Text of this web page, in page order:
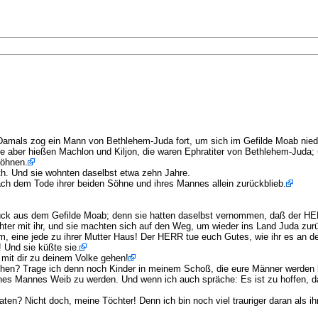
zog ein Mann von Bethlehem-Juda fort, um sich im Gefilde Moab
hießen Machlon und Kiljon, die waren Ephratiter von Bethlehem-
Und sie wohnten daselbst etwa zehn Jahre.
dem Tode ihrer beiden Söhne und ihres Mannes allein zurückblieb.
aus dem Gefilde Moab; denn sie hatten daselbst vernommen, daß der
mit ihr, und sie machten sich auf den Weg, um wieder ins Land Juda
eine jede zu ihrer Mutter Haus! Der HERR tue euch Gutes, wie ihr es an
Und sie küßte sie.
dir zu deinem Volke gehen!
Trage ich denn noch Kinder in meinem Schoß, die eure Männer werden
Mannes Weib zu werden. Und wenn ich auch spräche: Es ist zu hoffen,
Nicht doch, meine Töchter! Denn ich bin noch viel trauriger daran als